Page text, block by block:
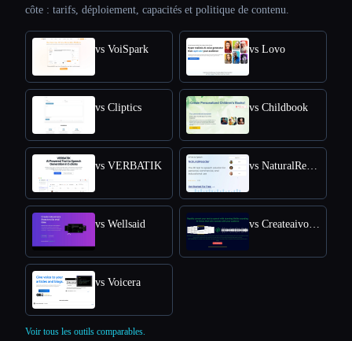
côte : tarifs, déploiement, capacités et politique de contenu.
vs VoiSpark vs Lovo
vs Cliptics vs Childbook
vs VERBATIK vs NaturalReader
vs Wellsaid vs Createaivoiceovers
vs Voicera
Voir tous les outils comparables.